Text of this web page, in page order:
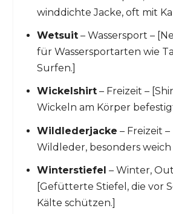
winddichte Jacke, oft mit
Wetsuit– Wassersport –
für Wassersportarten wie
Surfen.]
Wickelshirt– Freizeit –
Wickeln am Körper
Wildlederjacke – Freizeit
Wildleder, besonders
Winterstiefel – Winter,
[Gefütterte Stiefel, die vor
Kälte schützen.]